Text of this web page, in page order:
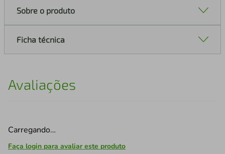
Sobre o produto
Ficha técnica
Avaliações
Carregando…
Faça login para avaliar este produto